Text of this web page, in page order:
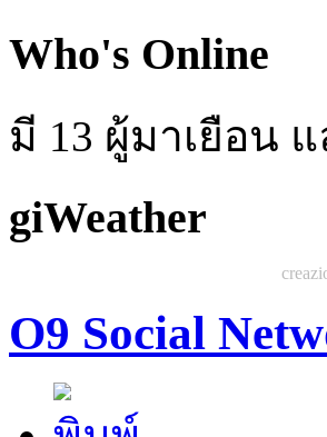
Who's Online
มี 13 ผู้มาเยือน
giWeather
O9 Social